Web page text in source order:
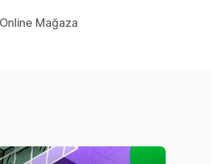
Mağaza